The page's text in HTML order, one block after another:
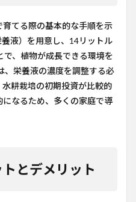
てる際の基本的な手順を示
液）を用意し、14リットル
、植物が成長できる環境を
、栄養液の濃度を調整する必
耕栽培の初期投資が比較的
なるため、多くの家庭で導
とデメリット